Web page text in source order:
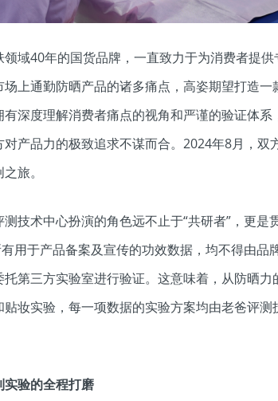
域40年的国货品牌，一直致力于为消费者提
上通勤防晒产品的诸多痛点，高姿期望打造
深度理解消费者痛点的视角和严谨的验证体
产品力的极致追求不谋而合。2024年8月，双
旅。
技术中心扮演的角色远不止于“共研者”，更是
有用于产品备案及宣传的功效数据，均不得由品
第三方实验室进行验证。这意味着，从防晒力
妆实验，每一项数据的实验方案均由老爸评
验的全程打磨